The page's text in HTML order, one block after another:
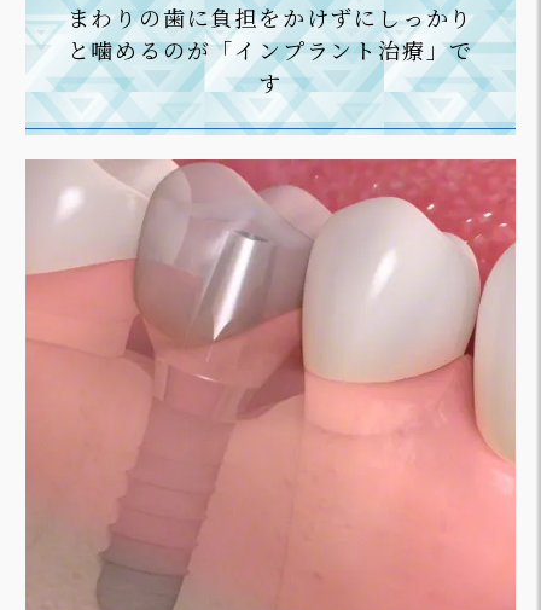
まわりの歯に負担をかけずにしっかり
と噛めるのが「インプラント治療」で
す